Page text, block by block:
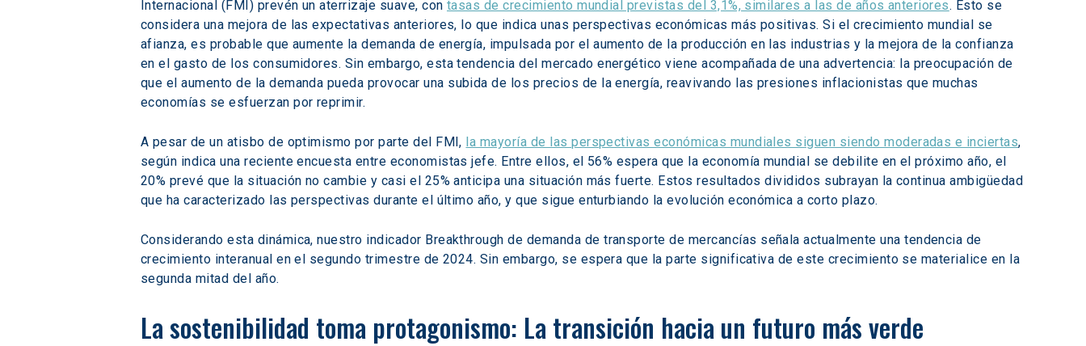
Internacional (FMI) prevén un aterrizaje suave, con tasas de crecimiento mundial previstas del 3,1%, similares a las de años anteriores. Esto se
considera una mejora de las expectativas anteriores, lo que indica unas perspectivas económicas más positivas. Si el crecimiento mundial se
afianza, es probable que aumente la demanda de energía, impulsada por el aumento de la producción en las industrias y la mejora de la confianza
en el gasto de los consumidores. Sin embargo, esta tendencia del mercado energético viene acompañada de una advertencia: la preocupación de
que el aumento de la demanda pueda provocar una subida de los precios de la energía, reavivando las presiones inflacionistas que muchas
economías se esfuerzan por reprimir.
A pesar de un atisbo de optimismo por parte del FMI, la mayoría de las perspectivas económicas mundiales siguen siendo moderadas e inciertas,
según indica una reciente encuesta entre economistas jefe. Entre ellos, el 56% espera que la economía mundial se debilite en el próximo año, el
20% prevé que la situación no cambie y casi el 25% anticipa una situación más fuerte. Estos resultados divididos subrayan la continua ambigüedad
que ha caracterizado las perspectivas durante el último año, y que sigue enturbiando la evolución económica a corto plazo.
Considerando esta dinámica, nuestro indicador Breakthrough de demanda de transporte de mercancías señala actualmente una tendencia de
crecimiento interanual en el segundo trimestre de 2024. Sin embargo, se espera que la parte significativa de este crecimiento se materialice en la
segunda mitad del año.
La sostenibilidad toma protagonismo: La transición hacia un futuro más verde